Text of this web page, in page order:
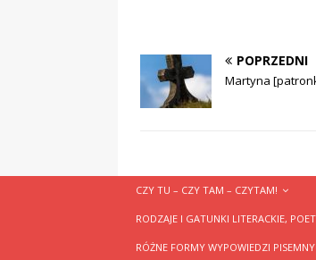
POPRZEDNI
Martyna
CZY TU – CZY TAM – CZYTAM!
RODZAJE I GATUNKI LITERACKIE,
RÓŻNE FORMY WYPOWIEDZI